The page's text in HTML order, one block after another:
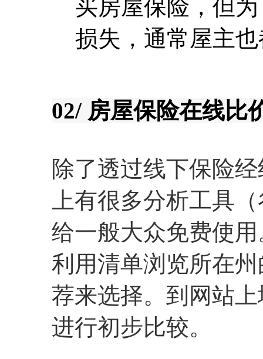
买房屋保险，但
损失，通常屋主
02/ 房屋保险在线比
除了透过线下保险
上有很多分析工具
给一般大众免费使
利用清单浏览所在
荐来选择。到网站
进行初步比较。